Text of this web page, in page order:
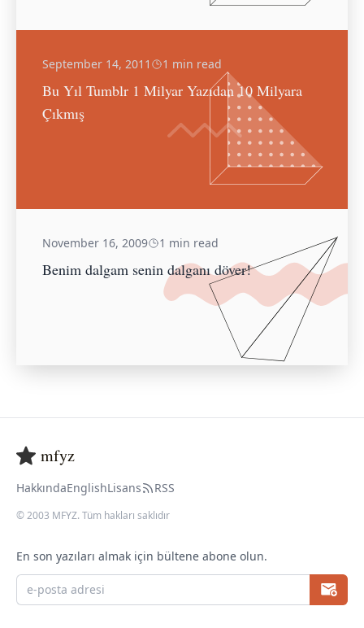
September 14, 2011 1 min read
Bu Yıl Tumblr 1 Milyar Yazıdan 10 Milyara
Çıkmış
November 16, 2009 1 min read
Benim dalgam senin dalganı döver!
mfyz
HakkındaEnglishLisans RSS
© 2003 MFYZ. Tüm hakları saklıdır
En son yazıları almak için bültene abone olun.